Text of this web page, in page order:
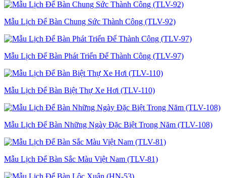
Mẫu Lịch Để Bàn Chung Sức Thành Công (TLV-92)
Mẫu Lịch Để Bàn Phát Triển Để Thành Công (TLV-97)
Mẫu Lịch Để Bàn Biệt Thự Xe Hơi (TLV-110)
Mẫu Lịch Để Bàn Những Ngày Đặc Biệt Trong Năm (TLV-108)
Mẫu Lịch Để Bàn Sắc Màu Việt Nam (TLV-81)